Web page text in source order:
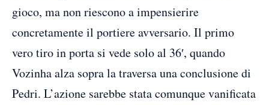
gioco, ma non riescono a impensierire
concretamente il portiere avversario. Il primo
vero tiro in porta si vede solo al 36′, quando
Vozinha alza sopra la traversa una conclusione di
Pedri. L’azione sarebbe stata comunque vanificata